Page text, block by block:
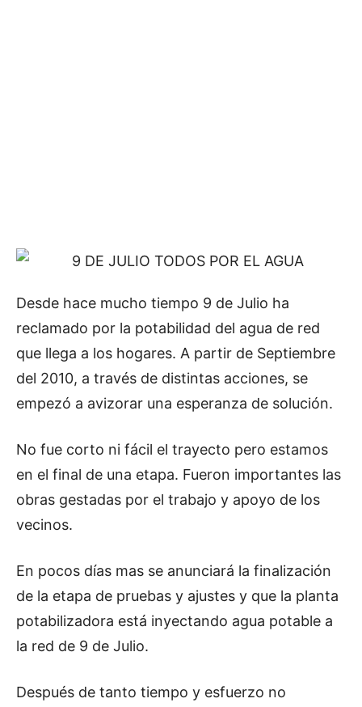
Desde hace mucho tiempo 9 de Julio ha
reclamado por la potabilidad del agua de red
que llega a los hogares. A partir de Septiembre
del 2010, a través de distintas acciones, se
empezó a avizorar una esperanza de solución.
No fue corto ni fácil el trayecto pero estamos
en el final de una etapa. Fueron importantes las
obras gestadas por el trabajo y apoyo de los
vecinos.
En pocos días mas se anunciará la finalización
de la etapa de pruebas y ajustes y que la planta
potabilizadora está inyectando agua potable a
la red de 9 de Julio.
Después de tanto tiempo y esfuerzo no